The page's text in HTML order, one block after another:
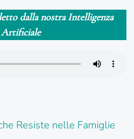
dalla nostra Intelligenza
Artificiale
Resiste nelle Famiglie